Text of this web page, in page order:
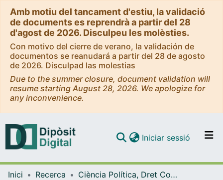
Amb motiu del tancament d'estiu, la validació
de documents es reprendrà a partir del 28
d'agost de 2026. Disculpeu les molèsties.
Con motivo del cierre de verano, la validación de
documentos se reanudará a partir del 28 de agosto
de 2026. Disculpad las molestias
Due to the summer closure, document validation will
resume starting August 28, 2026. We apologize for
any inconvenience.
Navega per tot el DD
Iniciar sessió (current)
Inici Recerca
Ciència Política, Dret Constitucional i Filosofia del Dret